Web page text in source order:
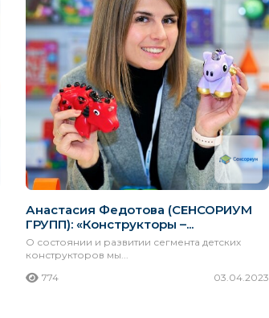
Анастасия Федотова (СЕНСОРИУМ
ГРУПП): «Конструкторы –...
О состоянии и развитии сегмента детских
конструкторов мы...
774
03.04.2023